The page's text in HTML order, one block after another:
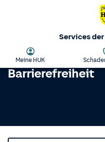
Services der
Meine HUK
Barrierefreiheit